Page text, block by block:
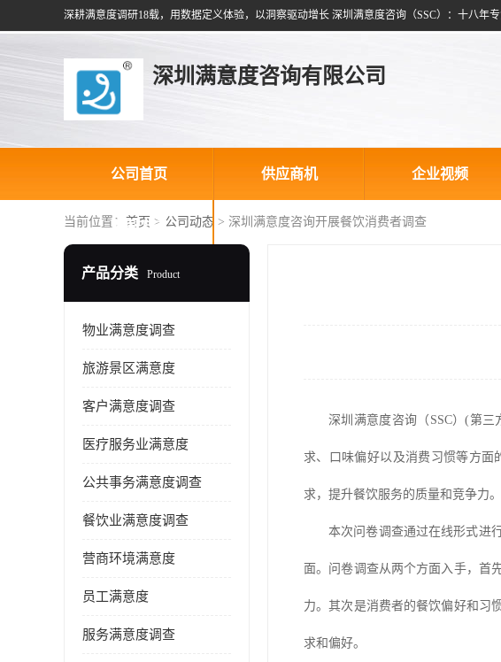
深耕满意度调研18载，用数据定义体验，以洞察驱动增长 深圳满意度咨询（SSC）：十八年专
深圳满意度咨询有限公司
公司首页 供应商机 企业视频
联系方式
当前位置： 首页 > 公司动态 > 深圳满意度咨询开展餐饮消费者调查
产品分类 Product
物业满意度调查
旅游景区满意度
客户满意度调查
医疗服务业满意度
公共事务满意度调查
餐饮业满意度调查
营商环境满意度
员工满意度
服务满意度调查
深圳满意度咨询（ SSC）(第三
求、口味偏好以及消费习惯等方面
求，提升餐饮服务的质量和竞争力。
本次问卷调查通过在线形式进
面。问卷调查从两个方面入手，首
力。其次是消费者的餐饮偏好和习
求和偏好。